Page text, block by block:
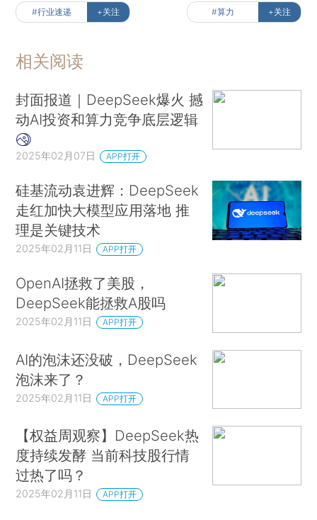
#行业速递 +关注 #算力 +关注
相关阅读
封面报道｜DeepSeek爆火 撼
动AI投资和算力竞争底层逻辑
2025年02月07日 APP打开
硅基流动袁进辉：DeepSeek
走红加快大模型应用落地 推
理是关键技术
2025年02月11日 APP打开
OpenAI拯救了美股，
DeepSeek能拯救A股吗
2025年02月11日 APP打开
AI的泡沫还没破，DeepSeek
泡沫来了？
2025年02月11日 APP打开
【权益周观察】DeepSeek热
度持续发酵 当前科技股行情
过热了吗？
2025年02月11日 APP打开